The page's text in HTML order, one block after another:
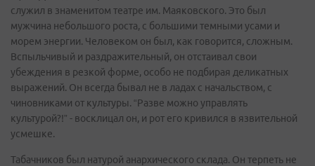
служил в знаменитом театре им. Маяковского. Это был
мужчина небольшого роста, с большими темными усами и
морем энергии. Человеком он был, как говорится, сложным.
Вспыльчивый и раздражительный, он отстаивал свои
убеждения в резкой форме, особо не подбирая деликатных
выражений. Он всегда бывал не в ладах с начальством, с
чиновниками от культуры. “Разве можно управлять
культурой?!” - восклицал он, и рот его кривился в язвительной
усмешке.
Табачников был натурой анархического склада. Он терпеть не